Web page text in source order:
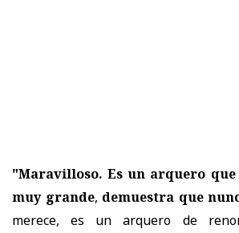
"Maravilloso. Es un arquero
muy grande, demuestra que
merece, es un arquero de